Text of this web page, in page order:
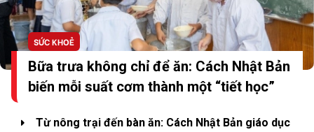
SỨC KHOẺ
Bữa trưa không chỉ để ăn: Cách Nhật Bản
biến mỗi suất cơm thành một “tiết học”
Từ nông trại đến bàn ăn: Cách Nhật Bản giáo dục